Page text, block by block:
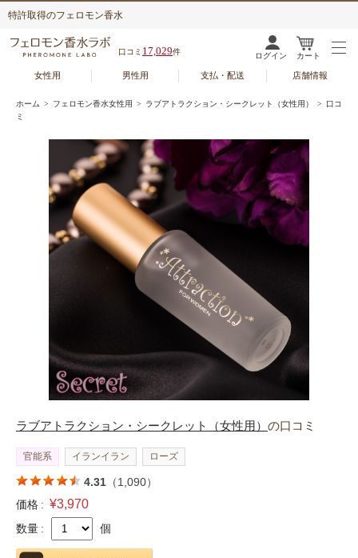
特許取得のフェロモン香水
口コミ 17,029件 ログイン カート
女性用 男性用 支払・配送 店舗情報
ホーム > フェロモン香水女性用 > ラブアトラクション・シークレット（女性用）
> 口コ
ミ
ラブアトラクション・シークレット（女性用） の口コミ
官能系 イランイラン ローズ
4.31 （1,090）
価格 : ¥3,970
数量 : 個